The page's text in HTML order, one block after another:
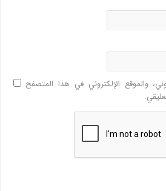
والموقع الإلكتروني في هذا المتصفح